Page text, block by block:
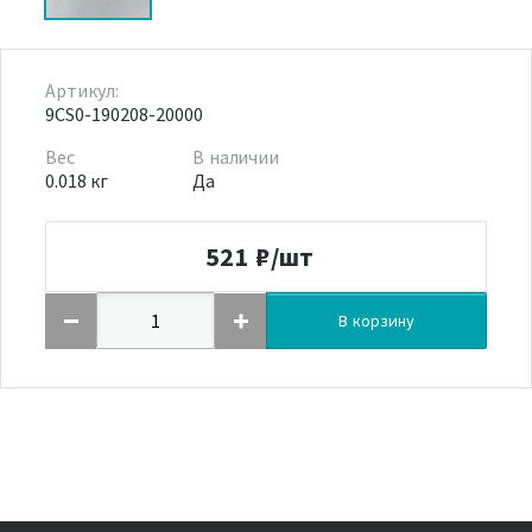
Артикул:
9CS0-190208-20000
Вес
0.018 кг
В наличии
Да
521 ₽/шт
В корзину